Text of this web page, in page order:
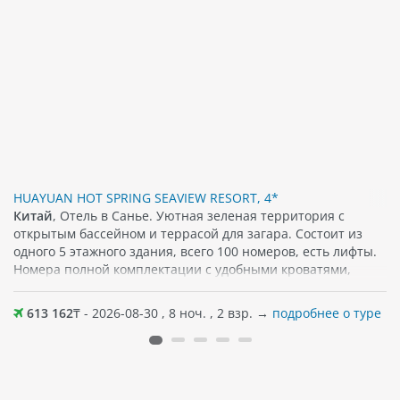
HUAYUAN HOT SPRING SEAVIEW RESORT, 4*
Китай, Отель в Санье. Уютная зеленая территория с
открытым бассейном и террасой для загара. Состоит из
одного 5 этажного здания, всего 100 номеров, есть лифты.
Номера полной комплектации с удобными кроватями,
есть балконы с отличным видом. Песчаный пляж в
шаговой доступности от отеля. На территории работает
ресторан. Хороший вариант для спокойного пляжного
613 162₸ - 2026-08-30 , 8 ноч. , 2 взр. → подробнее о туре